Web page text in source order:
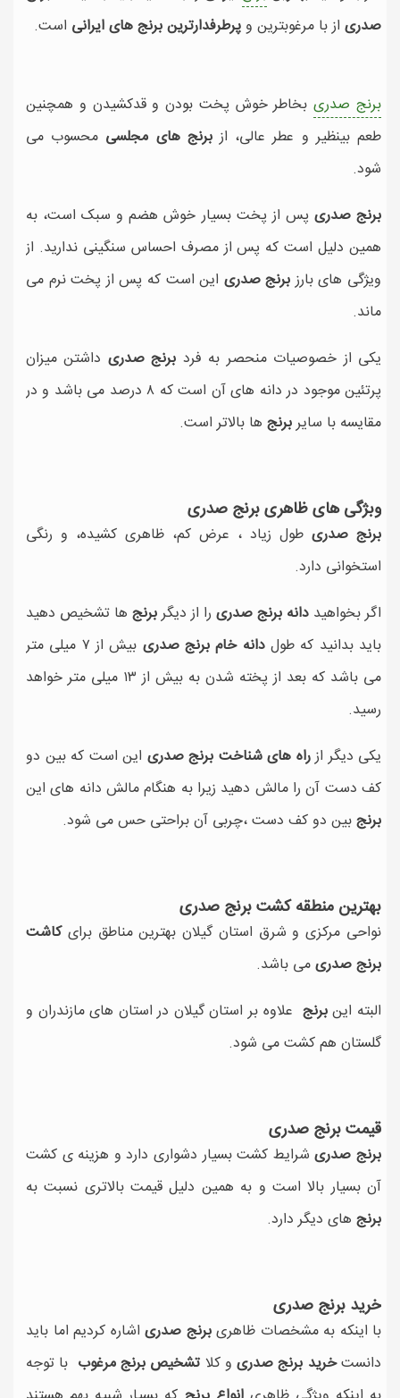
صدری از با مرغوبترین وپرطرفدارترین برنج های ایرانی است.
برنج صدری بخاطر خوش پخت بودن و قدکشیدن و همچنین
طعم بینظیر و عطر عالی، ازبرنج های مجلسی محسوب می
شود.
برنج صدری پس از پخت بسیار خوش هضم و سبک است، به
همین دلیل است که پس از مصرف احساس سنگینی ندارید. از
ویژگی های بارزبرنج صدری این است که پس از پخت نرم می
ماند.
یکی از خصوصیات منحصر به فرد برنج صدری داشتن میزان
پرتئین موجود در دانه های آن است که ۸ درصد می باشد و در
مقایسه با سایربرنج ها بالاتر است.
وبژگی های ظاهری برنج صدری
برنج صدری طول زیاد ، عرض کم، ظاهری کشیده، و رنگی
استخوانی دارد.
اگر بخواهید دانه برنج صدری را از دیگربرنج ها تشخیص دهید
باید بدانید که طولدانه خام برنج صدری
بیش از ۷ میلی متر
می باشد که بعد از پخته شدن به بیش از ۱۳ میلی متر خواهد
رسید.
یکی دیگر ازراه های شناخت برنج صدری این است که بین دو
کف دست آن را مالش دهید زیرا به هنگام مالش دانه های این
برنجبین دو کف دست ،چربی آن براحتی حس می شود.
بهترین منطقه کشت برنج صدری
نواحی مرکزی و شرق استان گیلان بهترین مناطق برای کاشت
برنج صدریمی باشد.
البته اینبرنج علاوه بر استان گیلان در استان های مازندران و
گلستان هم کشت می شود.
قیمت برنج صدری
برنج صدریشرایط کشت بسیار دشواری دارد و هزینه ی کشت
آن بسیار بالا است و به همین دلیل قیمت بالاتری نسبت به
برنج های دیگر دارد.
خرید برنج صدری
با اینکه به مشخصات ظاهریبرنج صدری اشاره کردیم اما باید
دانستخرید برنج صدریو کلا تشخیص برنج مرغوب با توجه